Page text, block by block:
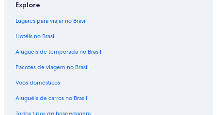
Explore
Lugares para viajar no Brasil
Hotéis no Brasil
Aluguéis de temporada no Brasil
Pacotes de viagem no Brasil
Voos domésticos
Aluguéis de carros no Brasil